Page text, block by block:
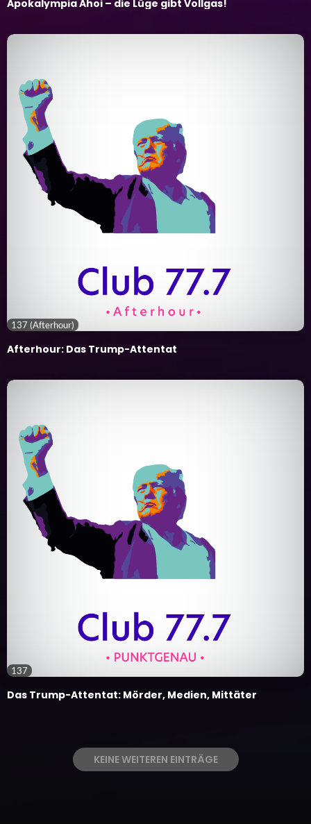
Apokalympia Ahoi – die Lüge gibt Vollgas!
137 (Afterhour)
Afterhour: Das Trump-Attentat
137
Das Trump-Attentat: Mörder, Medien, Mittäter
KEINE WEITEREN EINTRÄGE